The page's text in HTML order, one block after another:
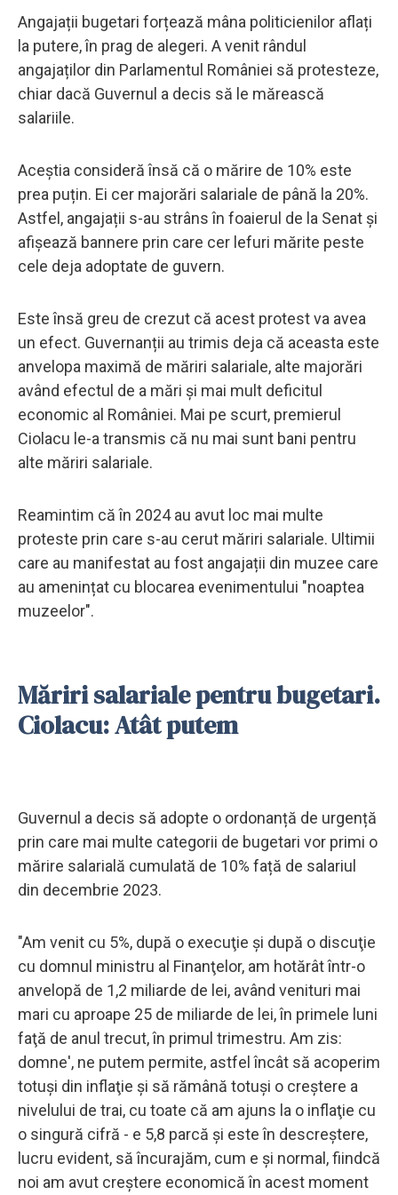
Angajații bugetari forțează mâna politicienilor aflați
la putere, în prag de alegeri. A venit rândul
angajaților din Parlamentul României să protesteze,
chiar dacă Guvernul a decis să le mărească
salariile.
Aceștia consideră însă că o mărire de 10% este
prea puțin. Ei cer majorări salariale de până la 20%.
Astfel, angajații s-au strâns în foaierul de la Senat și
afișează bannere prin care cer lefuri mărite peste
cele deja adoptate de guvern.
Este însă greu de crezut că acest protest va avea
un efect. Guvernanții au trimis deja că aceasta este
anvelopa maximă de măriri salariale, alte majorări
având efectul de a mări și mai mult deficitul
economic al României. Mai pe scurt, premierul
Ciolacu le-a transmis că nu mai sunt bani pentru
alte măriri salariale.
Reamintim că în 2024 au avut loc mai multe
proteste prin care s-au cerut măriri salariale. Ultimii
care au manifestat au fost angajații din muzee care
au amenințat cu blocarea evenimentului "noaptea
muzeelor".
Măriri salariale pentru bugetari.
Ciolacu: Atât putem
Guvernul a decis să adopte o ordonanță de urgență
prin care mai multe categorii de bugetari vor primi o
mărire salarială cumulată de 10% față de salariul
din decembrie 2023.
"Am venit cu 5%, după o execuţie şi după o discuţie
cu domnul ministru al Finanţelor, am hotărât într-o
anvelopă de 1,2 miliarde de lei, având venituri mai
mari cu aproape 25 de miliarde de lei, în primele luni
faţă de anul trecut, în primul trimestru. Am zis:
domne', ne putem permite, astfel încât să acoperim
totuşi din inflaţie şi să rămână totuşi o creştere a
nivelului de trai, cu toate că am ajuns la o inflaţie cu
o singură cifră - e 5,8 parcă şi este în descreştere,
lucru evident, să încurajăm, cum e şi normal, fiindcă
noi am avut creştere economică în acest moment